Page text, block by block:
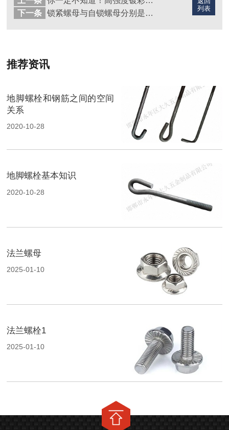
列表
下一条
锁紧螺母与自锁螺母分别是什么?
推荐资讯
地脚螺栓和钢筋之间的空间
关系
2020-10-28
地脚螺栓基本知识
2020-10-28
法兰螺母
2025-01-10
法兰螺栓1
2025-01-10